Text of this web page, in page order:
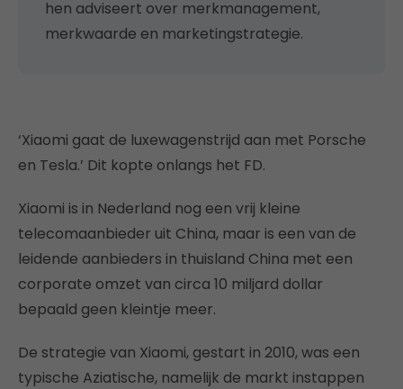
hen adviseert over merkmanagement,
merkwaarde en marketingstrategie.
‘Xiaomi gaat de luxewagenstrijd aan met Porsche
en Tesla.’ Dit kopte onlangs het FD.
Xiaomi is in Nederland nog een vrij kleine
telecomaanbieder uit China, maar is een van de
leidende aanbieders in thuisland China met een
corporate omzet van circa 10 miljard dollar
bepaald geen kleintje meer.
De strategie van Xiaomi, gestart in 2010, was een
typische Aziatische, namelijk de markt instappen